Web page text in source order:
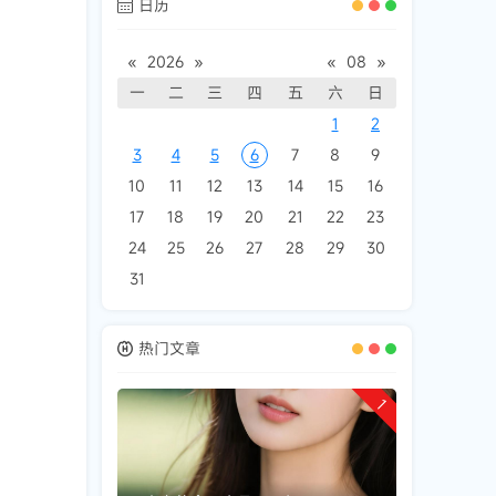
日历
« 2026 » « 08 »
一
二 三 四 五 六
日
1
2
3
4 5 6 7 8
9
10
11 12 13 14 15
16
17
18 19 20 21 22
23
24
25 26 27 28 29
30
31
热门文章
1